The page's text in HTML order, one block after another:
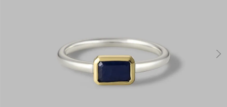
すべてのジュエリー